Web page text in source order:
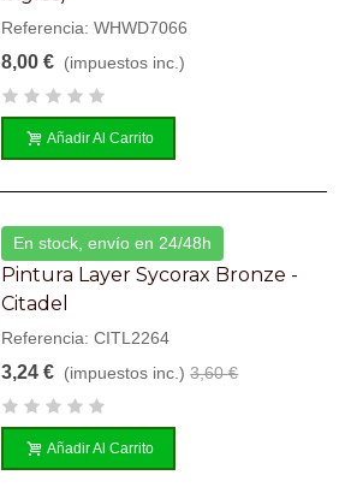
Referencia: WHWD7066
8,00 € (impuestos inc.)
Añadir Al Carrito
En stock, envío en 24/48h
Pintura Layer Sycorax Bronze -
Citadel
Referencia: CITL2264
3,24 € (impuestos inc.) 3,60 €
Añadir Al Carrito